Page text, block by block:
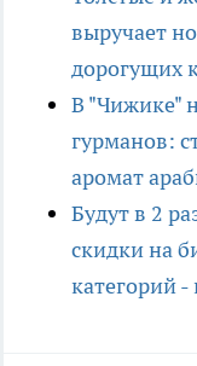
выручает
дорогущих
В "Чижике"
гурманов:
аромат
Будут в 2
скидки на
категорий -